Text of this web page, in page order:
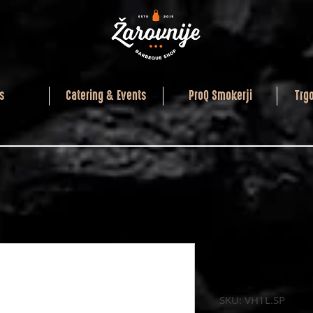
Catering & Events ProQ Smokerji
SKU: VH1L.SP